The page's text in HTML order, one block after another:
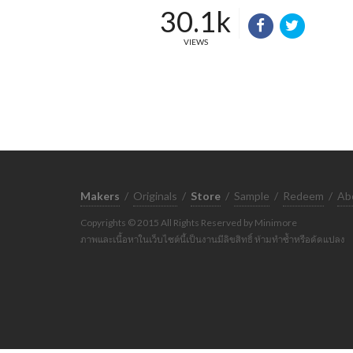
30.1k
VIEWS
Makers / Originals / Store / Sample / Redeem /
Copyrights © 2015 All Rights Reserved by Minimore
ภาพและเนื้อหาในเว็บไซต์นี้เป็นงานมีลิขสิทธิ์ ห้ามทำซ้ำหรือดัดแปลง